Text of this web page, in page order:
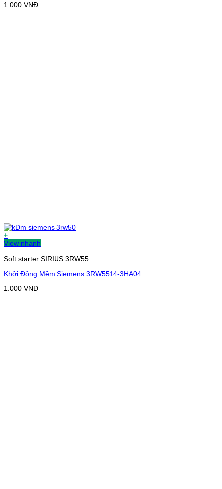
1.000 VNĐ
+
View nhanh
Soft starter SIRIUS 3RW55
Khởi Động Mềm Siemens 3RW5514-3HA04
1.000 VNĐ